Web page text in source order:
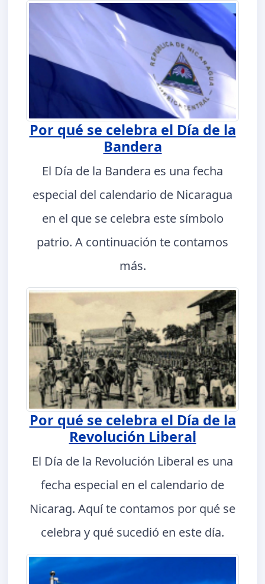
Por qué se celebra el Día de la
Bandera
El Día de la Bandera es una fecha
especial del calendario de Nicaragua
en el que se celebra este símbolo
patrio. A continuación te contamos
más.
Por qué se celebra el Día de la
Revolución Liberal
El Día de la Revolución Liberal es una
fecha especial en el calendario de
Nicarag. Aquí te contamos por qué se
celebra y qué sucedió en este día.